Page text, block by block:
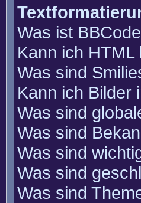
Was ist
Kann ich HTML
Was sind
Kann ich Bilder
Was sind
Was sind
Was sind
Was sind
Was sind